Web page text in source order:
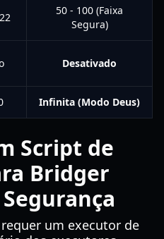
50 - 100 (Faixa
Segura)
Desativado
Infinita (Modo Deus)
Script de
Bridger
um executor de